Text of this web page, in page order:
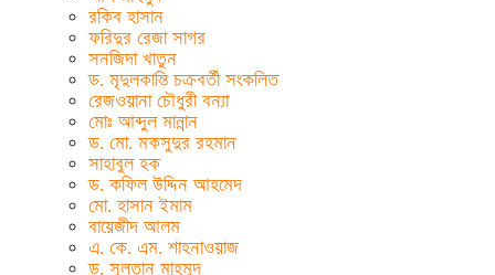
রকিব হাসান
ফরিদুর রেজা সাগর
সনজিদা খাতুন
ড. মৃদুলকান্তি চক্রবর্তী সংকলিত
রেজওয়ানা চৌধুরী বন্যা
মোঃ আব্দুল মান্নান
ড. মো. মকসুদুর রহমান
সাহাবুল হক
ড. কফিল উদ্দিন আহমেদ
মো. হাসান ইমাম
বায়েজীদ আলম
এ. কে. এম. শাহনাওয়াজ
ড. সুলতান মাহমুদ